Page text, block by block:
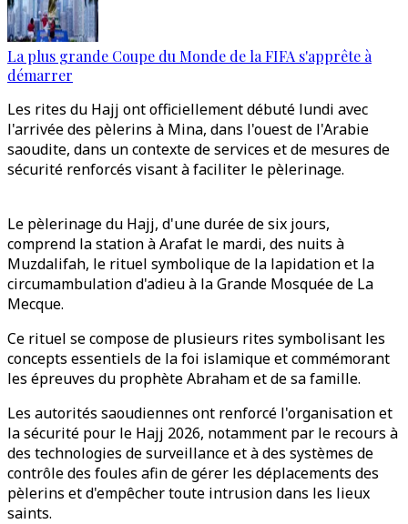
La plus grande Coupe du Monde de la FIFA s'apprête à
démarrer
Les rites du Hajj ont officiellement débuté lundi avec
l'arrivée des pèlerins à Mina, dans l'ouest de l'Arabie
saoudite, dans un contexte de services et de mesures de
sécurité renforcés visant à faciliter le pèlerinage.
Le pèlerinage du Hajj, d'une durée de six jours,
comprend la station à Arafat le mardi, des nuits à
Muzdalifah, le rituel symbolique de la lapidation et la
circumambulation d'adieu à la Grande Mosquée de La
Mecque.
Ce rituel se compose de plusieurs rites symbolisant les
concepts essentiels de la foi islamique et commémorant
les épreuves du prophète Abraham et de sa famille.
Les autorités saoudiennes ont renforcé l'organisation et
la sécurité pour le Hajj 2026, notamment par le recours à
des technologies de surveillance et à des systèmes de
contrôle des foules afin de gérer les déplacements des
pèlerins et d'empêcher toute intrusion dans les lieux
saints.